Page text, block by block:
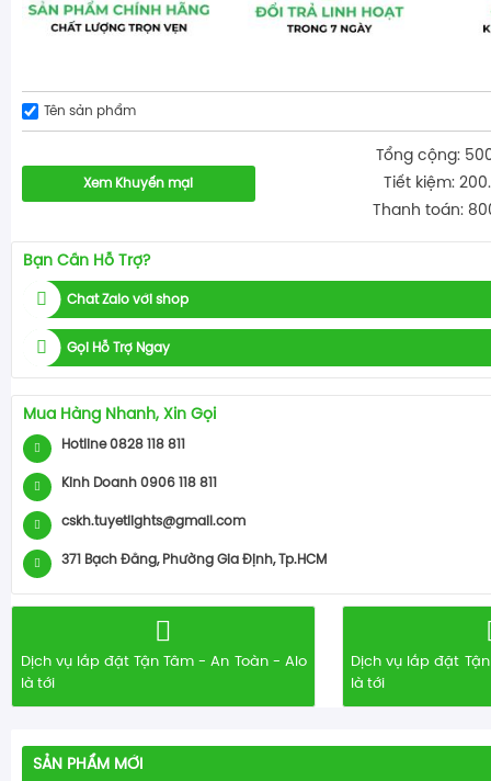
Tên sản phẩm
Xem Khuyến mại
Tổng cộng:
Tiết kiệm:
Thanh toán:
Bạn Cần Hỗ Trợ?
Chat Zalo với shop
Gọi Hỗ Trợ Ngay
Mua Hàng Nhanh, Xin Gọi
Hotline 0828 118 811
Kinh Doanh 0906 118 811
cskh.tuyetlights@gmail.com
371 Bạch Đằng, Phường Gia Định, Tp.HCM
Dịch vụ lắp đặt Tận Tâm - An Toàn - Alo
là tới
Dịch vụ lắp đặt
là tới
SẢN PHẨM MỚI